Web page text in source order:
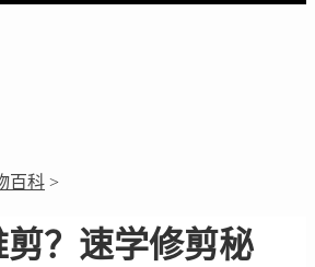
百科 >
？速学修剪秘